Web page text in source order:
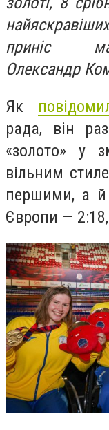
приніс
Олександр
Як
рада, він
«золото» у
вільним
першими, а й
Європи —